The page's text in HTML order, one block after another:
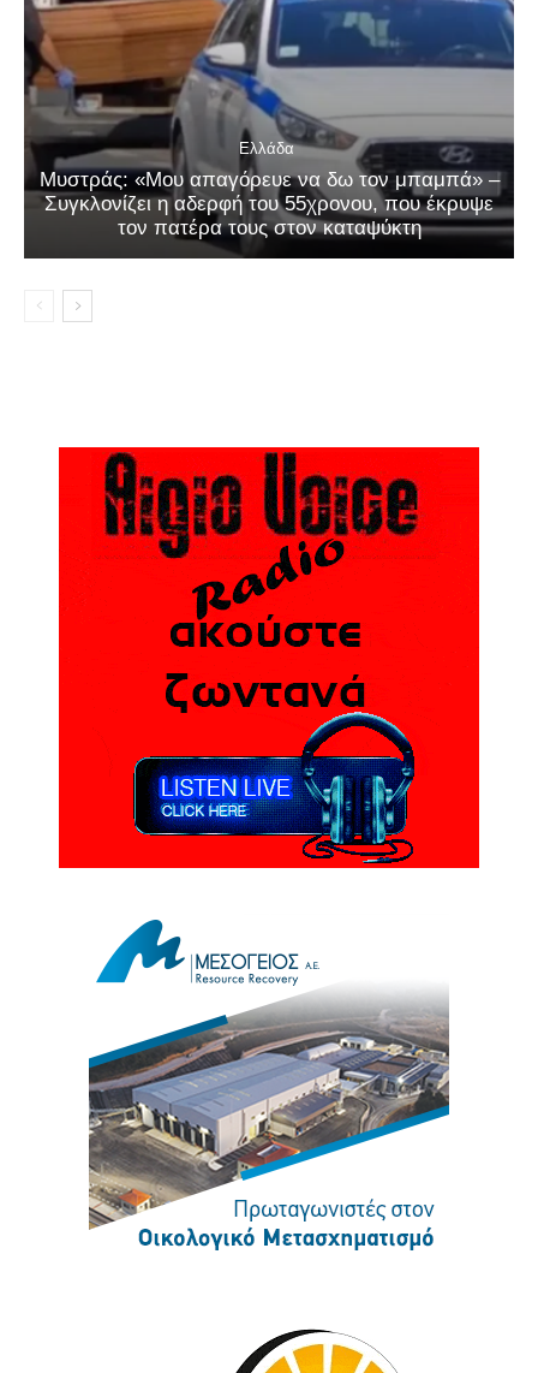
Ελλάδα
Μυστράς: «Μου απαγόρευε να δω τον μπαμπά» –
Συγκλονίζει η αδερφή του 55χρονου, που έκρυψε
τον πατέρα τους στον καταψύκτη